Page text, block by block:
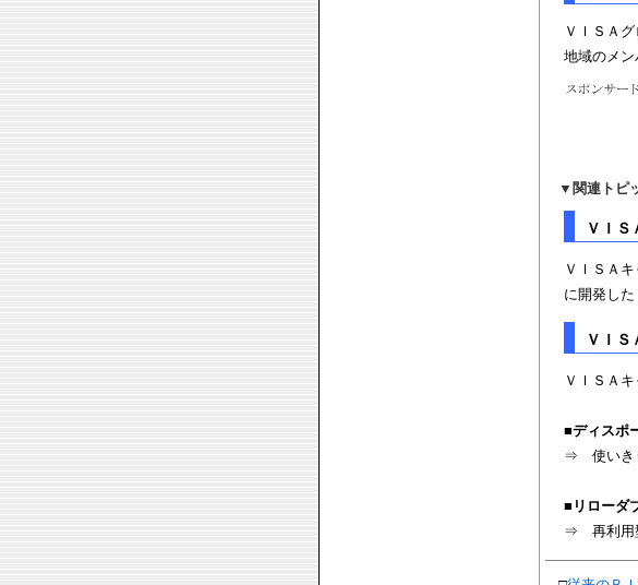
ＶＩＳＡ
地域のメン
▼ 関連トピ
ＶＩＳ
ＶＩＳＡ
に開発した
ＶＩＳ
ＶＩＳＡ
■ディスポ
⇒ 使いき
■ リローダ
⇒ 再利用